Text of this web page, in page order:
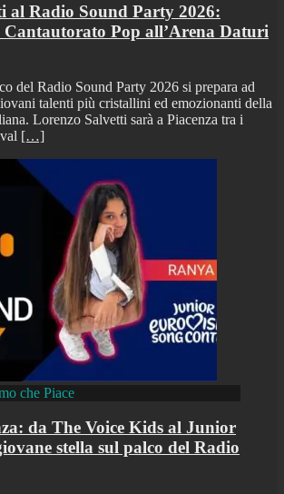
al Radio Sound Party 2026:
Cantautorato Pop all’Arena Daturi
del Radio Sound Party 2026 si prepara ad
talenti più cristallini ed emozionanti della
Lorenzo Salvetti sarà a Piacenza tra i
[…]
che Piace
da The Voice Kids al Junior
stella sul palco del Radio